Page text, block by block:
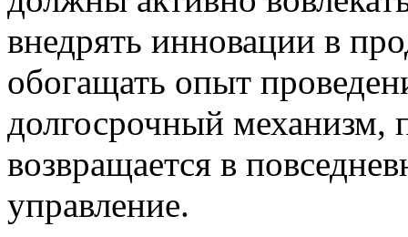
внедрять инновации в
обогащать опыт
долгосрочный механизм,
возвращается в
управление.